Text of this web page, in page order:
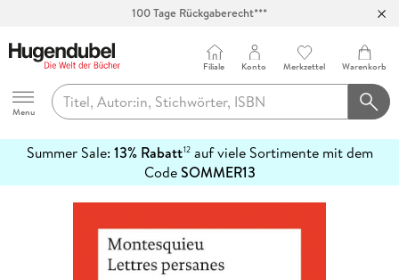
100 Tage Rückgaberecht***
Hugendubel
Menu
Filiale Konto Merkzettel Warenkorb
Summer Sale: 13% Rabatt12auf viele Sortimente mit dem
CodeSOMMER13
erfahren